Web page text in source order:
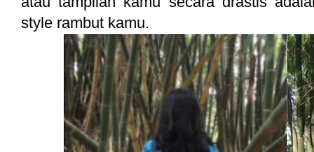
style rambut kamu.